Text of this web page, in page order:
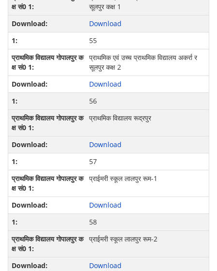
सूलपुर कक्ष 1
Download
55
प्राथमिक एवं उच्च प्राथमिक विद्यालय अकर्रा र
सूलपुर कक्ष 2
Download
56
प्राथमिक विद्यालय रूद्रपुर
Download
57
प्राईमरी स्कूल लालपुर रूम-1
Download
58
प्राईमरी स्कूल लालपुर रूम-2
Download